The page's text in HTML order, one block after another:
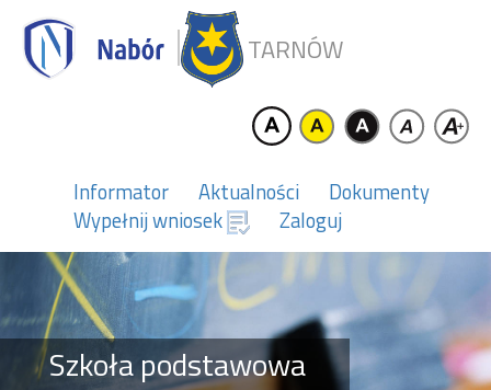
TARNÓW
Informator Aktualności
Dokumenty
Wypełnij wniosek
Zaloguj
Szkoła podstawowa